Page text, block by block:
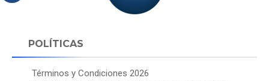
POLÍTICAS
Términos y Condiciones 2026